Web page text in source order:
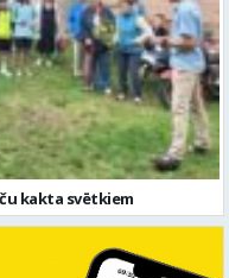
kakta svētkiem